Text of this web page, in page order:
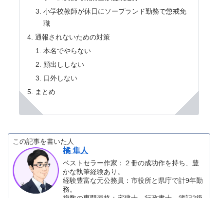
小学校教師が休日にソープランド勤務で懲戒免
職
通報されないための対策
本名でやらない
顔出ししない
口外しない
まとめ
この記事を書いた人
橘 隼人
ベストセラー作家：２冊の成功作を持ち、豊
かな執筆経験あり。
経験豊富な元公務員：市役所と県庁で計9年勤
務。